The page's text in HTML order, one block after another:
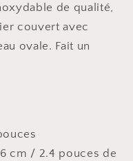
de qualité,
couvert avec
ovale. Fait un
cm / 2.4 pouces de